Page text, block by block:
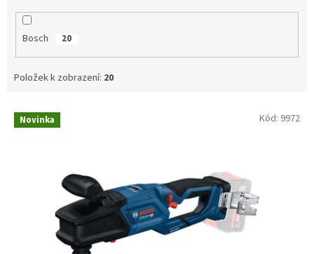
Bosch 20
Položek k zobrazení: 20
V Novinka Kód: 9972